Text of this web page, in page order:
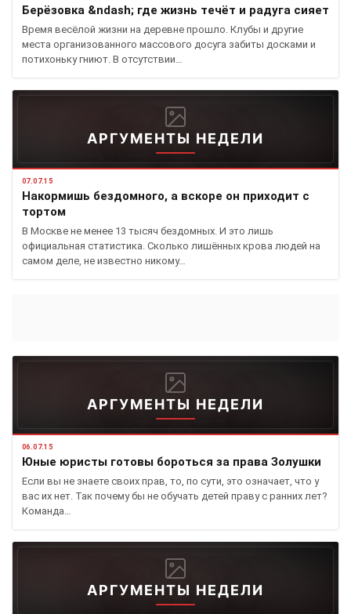
Берёзовка &ndash; где жизнь течёт и радуга сияет
Время весёлой жизни на деревне прошло. Клубы и другие
места организованного массового досуга забиты досками и
потихоньку гниют. В отсутствии…
АРГУМЕНТЫ НЕДЕЛИ
07.07.15
Накормишь бездомного, а вскоре он приходит с
тортом
В Москве не менее 13 тысяч бездомных. И это лишь
официальная статистика. Сколько лишённых крова людей на
самом деле, не известно никому…
АРГУМЕНТЫ НЕДЕЛИ
06.07.15
Юные юристы готовы бороться за права Золушки
Если вы не знаете своих прав, то, по сути, это означает, что у
вас их нет. Так почему бы не обучать детей праву с ранних лет?
Команда…
АРГУМЕНТЫ НЕДЕЛИ